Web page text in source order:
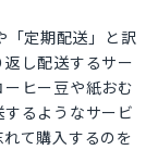
「定期配送」と訳
し配送するサー
ヒー豆や紙おむ
るようなサービ
て購入するのを